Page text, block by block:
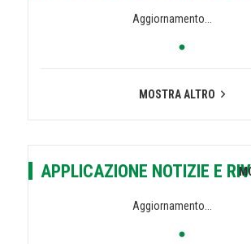
Aggiornamento...
MOSTRA ALTRO
APPLICAZIONE NOTIZIE E
Aggiornamento...